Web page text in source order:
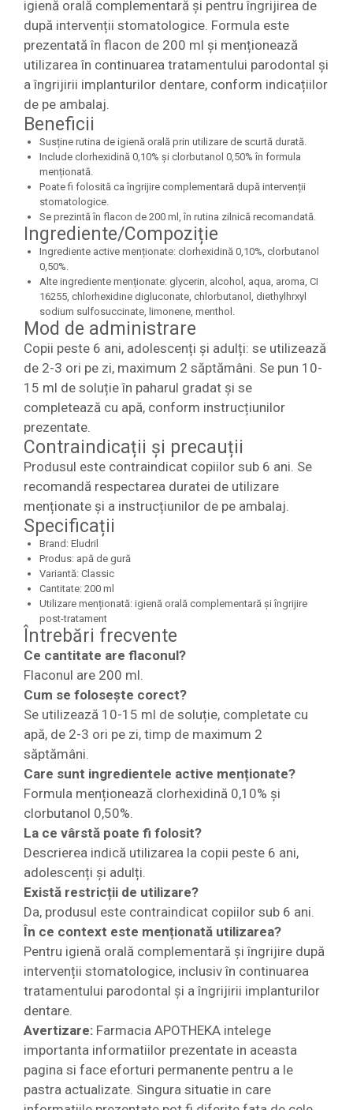
igienă orală complementară și pentru îngrijirea de
după intervenții stomatologice. Formula este
prezentată în flacon de 200 ml și menționează
utilizarea în continuarea tratamentului parodontal și
a îngrijirii implanturilor dentare, conform indicațiilor
de pe ambalaj.
Beneficii
Susține rutina de igienă orală prin utilizare de scurtă durată.
Include clorhexidină 0,10% și clorbutanol 0,50% în formula
menționată.
Poate fi folosită ca îngrijire complementară după intervenții
stomatologice.
Se prezintă în flacon de 200 ml, în rutina zilnică recomandată.
Ingrediente/Compoziție
Ingrediente active menționate: clorhexidină 0,10%, clorbutanol
0,50%.
Alte ingrediente menționate: glycerin, alcohol, aqua, aroma, CI
16255, chlorhexidine digluconate, chlorbutanol, diethylhrxyl
sodium sulfosuccinate, limonene, menthol.
Mod de administrare
Copii peste 6 ani, adolescenți și adulți: se utilizează
de 2-3 ori pe zi, maximum 2 săptămâni. Se pun 10-
15 ml de soluție în paharul gradat și se
completează cu apă, conform instrucțiunilor
prezentate.
Contraindicații și precauții
Produsul este contraindicat copiilor sub 6 ani. Se
recomandă respectarea duratei de utilizare
menționate și a instrucțiunilor de pe ambalaj.
Specificații
Brand: Eludril
Produs: apă de gură
Variantă: Classic
Cantitate: 200 ml
Utilizare menționată: igienă orală complementară și îngrijire
post-tratament
Întrebări frecvente
Ce cantitate are flaconul?
Flaconul are 200 ml.
Cum se folosește corect?
Se utilizează 10-15 ml de soluție, completate cu
apă, de 2-3 ori pe zi, timp de maximum 2
săptămâni.
Care sunt ingredientele active menționate?
Formula menționează clorhexidină 0,10% și
clorbutanol 0,50%.
La ce vârstă poate fi folosit?
Descrierea indică utilizarea la copii peste 6 ani,
adolescenți și adulți.
Există restricții de utilizare?
Da, produsul este contraindicat copiilor sub 6 ani.
În ce context este menționată utilizarea?
Pentru igienă orală complementară și îngrijire după
intervenții stomatologice, inclusiv în continuarea
tratamentului parodontal și a îngrijirii implanturilor
dentare.
Avertizare: Farmacia APOTHEKA intelege
importanta informatiilor prezentate in aceasta
pagina si face eforturi permanente pentru a le
pastra actualizate. Singura situatie in care